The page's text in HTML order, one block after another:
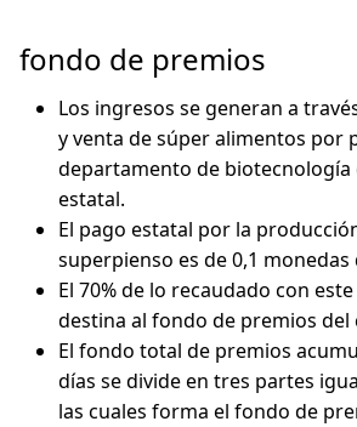
fondo de premios
Los ingresos se generan a
y venta de súper alimentos por
departamento de biotecnología
estatal.
El pago estatal por la
superpienso es de 0,1 monedas
El 70% de lo recaudado con
destina al fondo de premios del
El fondo total de premios
días se divide en tres partes
las cuales forma el fondo de